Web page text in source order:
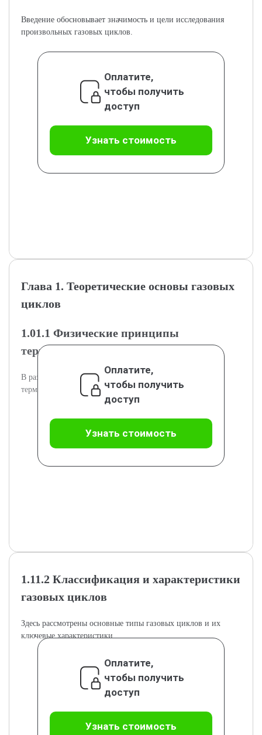
Введение обосновывает значимость и цели исследования
произвольных газовых циклов.
Оплатите,
чтобы получить
доступ
Узнать стоимость
Глава 1. Теоретические основы газовых
циклов
1.01.1 Физические принципы
термодинамики и газовых циклов
В разделе обсуждаются фундаментальные законы
термодинамики, применимые к газовым циклам.
Оплатите,
чтобы получить
доступ
Узнать стоимость
1.11.2 Классификация и характеристики
газовых циклов
Здесь рассмотрены основные типы газовых циклов и их
ключевые характеристики.
Оплатите,
чтобы получить
доступ
Узнать стоимость